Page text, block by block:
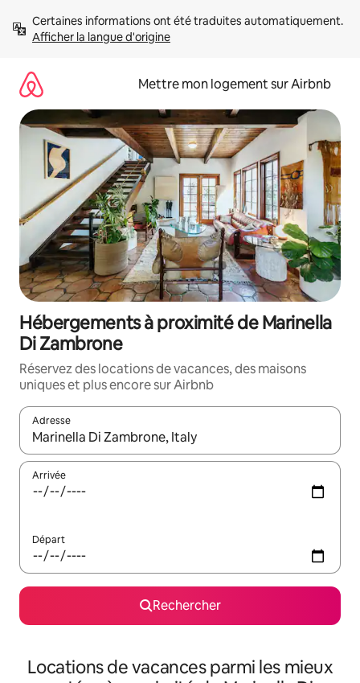
directement
Afficher la langue d'origine
Mettre mon logement sur Airbnb
Hébergements à proximité de Marinella
Di Zambrone
Réservez des locations de vacances, des maisons
uniques et plus encore sur Airbnb
Adresse
Lorsque les résultats s'affichent, utilisez les flèches vers le
Arrivée
Départ
Rechercher
Locations de vacances parmi les mieux